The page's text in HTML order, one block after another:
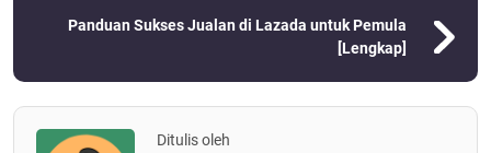
Panduan Sukses Jualan di Lazada untuk Pemula
[Lengkap]
Ditulis oleh